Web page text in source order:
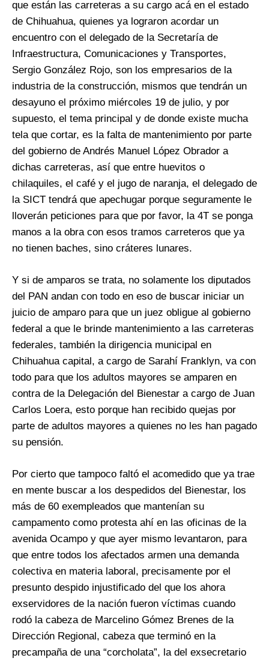
que están las carreteras a su cargo acá en el estado
de Chihuahua, quienes ya lograron acordar un
encuentro con el delegado de la Secretaría de
Infraestructura, Comunicaciones y Transportes,
Sergio González Rojo, son los empresarios de la
industria de la construcción, mismos que tendrán un
desayuno el próximo miércoles 19 de julio, y por
supuesto, el tema principal y de donde existe mucha
tela que cortar, es la falta de mantenimiento por parte
del gobierno de Andrés Manuel López Obrador a
dichas carreteras, así que entre huevitos o
chilaquiles, el café y el jugo de naranja, el delegado de
la SICT tendrá que apechugar porque seguramente le
lloverán peticiones para que por favor, la 4T se ponga
manos a la obra con esos tramos carreteros que ya
no tienen baches, sino cráteres lunares.
Y si de amparos se trata, no solamente los diputados
del PAN andan con todo en eso de buscar iniciar un
juicio de amparo para que un juez obligue al gobierno
federal a que le brinde mantenimiento a las carreteras
federales, también la dirigencia municipal en
Chihuahua capital, a cargo de Sarahí Franklyn, va con
todo para que los adultos mayores se amparen en
contra de la Delegación del Bienestar a cargo de Juan
Carlos Loera, esto porque han recibido quejas por
parte de adultos mayores a quienes no les han pagado
su pensión.
Por cierto que tampoco faltó el acomedido que ya trae
en mente buscar a los despedidos del Bienestar, los
más de 60 exempleados que mantenían su
campamento como protesta ahí en las oficinas de la
avenida Ocampo y que ayer mismo levantaron, para
que entre todos los afectados armen una demanda
colectiva en materia laboral, precisamente por el
presunto despido injustificado del que los ahora
exservidores de la nación fueron víctimas cuando
rodó la cabeza de Marcelino Gómez Brenes de la
Dirección Regional, cabeza que terminó en la
precampaña de una “corcholata”, la del exsecretario